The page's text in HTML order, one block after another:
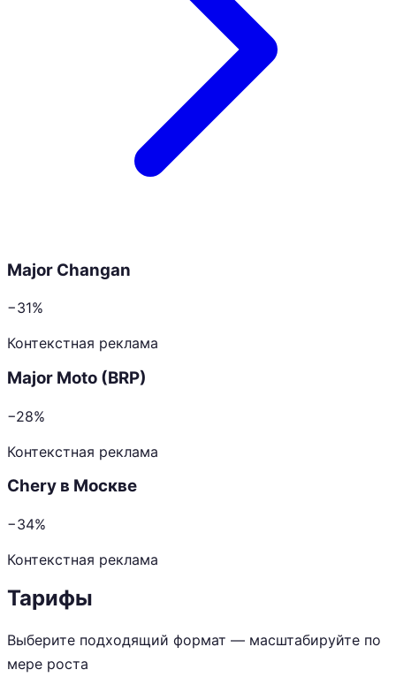
Major Changan
−31%
Контекстная реклама
Major Moto (BRP)
−28%
Контекстная реклама
Chery в Москве
−34%
Контекстная реклама
Тарифы
Выберите подходящий формат — масштабируйте по
мере роста